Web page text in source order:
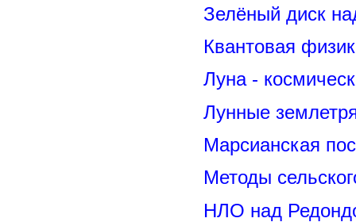
Зелёный диск
Квантовая
Луна -
Лунные
Марсианская
Методы
НЛО над